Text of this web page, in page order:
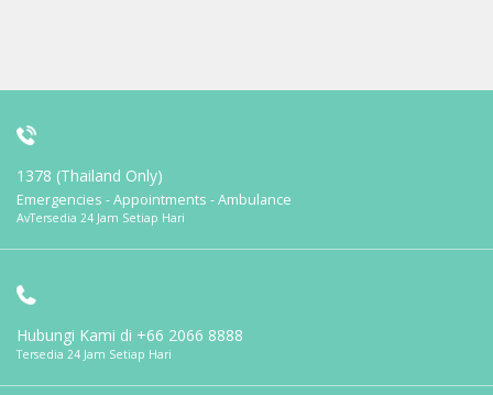
1378 (Thailand Only)
Emergencies - Appointments - Ambulance
AvTersedia 24 Jam Setiap Hari
Hubungi Kami di +66 2066 8888
Tersedia 24 Jam Setiap Hari